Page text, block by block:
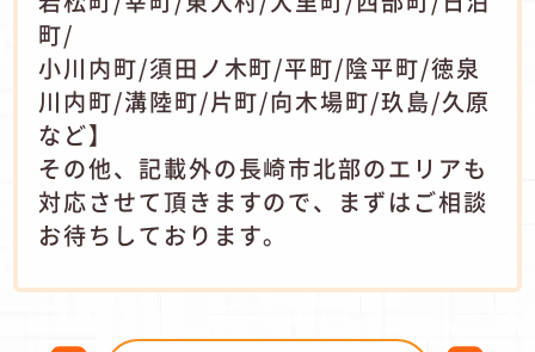
町/
小川内町/須田ノ木町/平町/陰平町/徳泉
川内町/溝陸町/片町/向木場町/玖島/久原
など】
その他、記載外の長崎市北部のエリアも
対応させて頂きますので、まずはご相談
お待ちしております。